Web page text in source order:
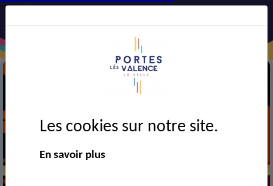
Les cookies sur notre site.
En savoir plus